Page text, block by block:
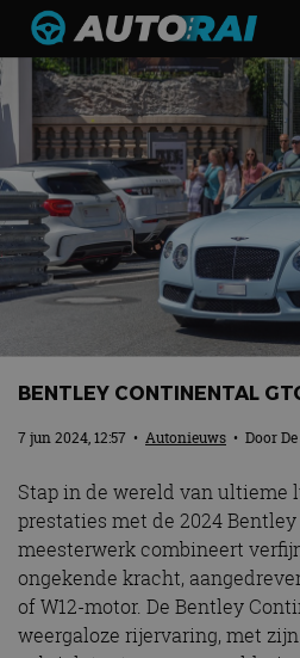
Autonieuws
Podcast
Autotests
Automerken
Adverteren
Contact
MotorRAI.nl
BENTLEY CONTINENTAL
7 jun 2024, 12:57 • Autonieuws • Door
Stap in de wereld van ultieme
prestaties met de 2024
meesterwerk combineert
ongekende kracht,
of W12-motor. De Bentley
weergaloze rijervaring, met